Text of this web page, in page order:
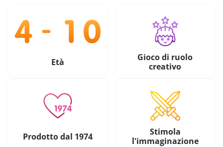
Età
Gioco di ruolo
creativo
Prodotto dal 1974
Stimola
l'immaginazione